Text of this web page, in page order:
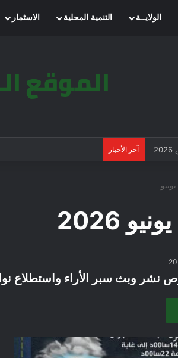
الرئيسيةالولايــة التنمية المحلية الاسثمار
آخر الأخبار
يونيو
يونيو 2026